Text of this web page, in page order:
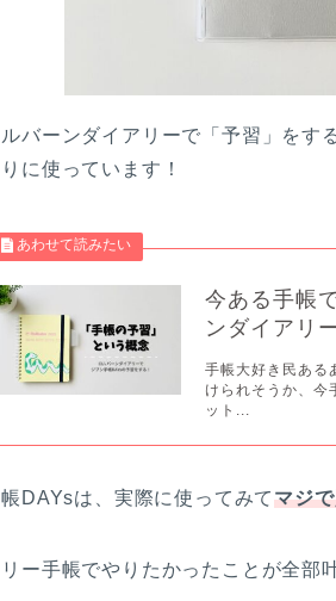
バーンダイアリーで「予習」をす
に使っています！
今ある手帳
ンダイアリ
手帳大好き民ある
けられそうか、今
ット...
DAYsは、実際に使ってみてマジ
ー手帳でやりたかったことが全部